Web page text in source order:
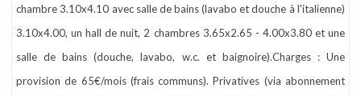
chambre 3.10x4.10 avec salle de bains (lavabo et douche à l'italienne)
3.10x4.00, un hall de nuit, 2 chambres 3.65x2.65 - 4.00x3.80 et une
salle de bains (douche, lavabo, w.c. et baignoire).Charges : Une
provision de 65€/mois (frais communs). Privatives (via abonnement